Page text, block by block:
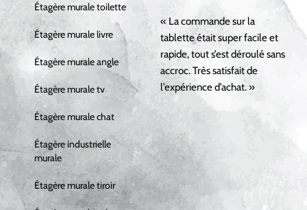
Étagère murale toilette
Étagère murale livre
Étagère murale angle
Étagère murale tv
Étagère murale chat
Étagère industrielle
murale
Étagère murale tiroir
« La commande sur la
tablette était super facile et
rapide, tout s’est déroulé sans
accroc. Très satisfait de
l’expérience d’achat. »